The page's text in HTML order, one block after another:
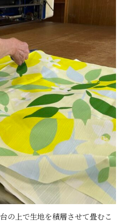
の上で生地を積層させて畳むこ